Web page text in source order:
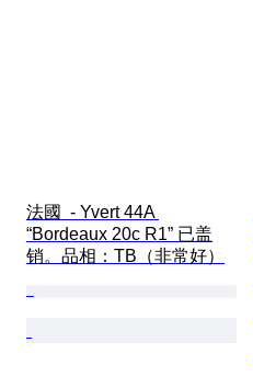
法國  - Yvert 44A
“Bordeaux 20c R1” 已盖
销。品相：TB（非常好）